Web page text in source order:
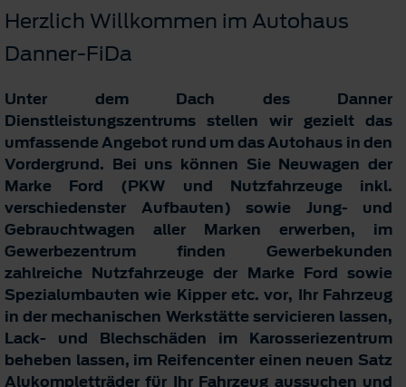
Herzlich Willkommen im Autohaus
Danner-FiDa
Unter dem Dach des Danner
Dienstleistungszentrums stellen wir gezielt das
umfassende Angebot rund um das Autohaus in den
Vordergrund. Bei uns können Sie Neuwagen der
Marke Ford (PKW und Nutzfahrzeuge inkl.
verschiedenster Aufbauten) sowie Jung- und
Gebrauchtwagen aller Marken erwerben, im
Gewerbezentrum finden Gewerbekunden
zahlreiche Nutzfahrzeuge der Marke Ford sowie
Spezialumbauten wie Kipper etc. vor, Ihr Fahrzeug
in der mechanischen Werkstätte servicieren lassen,
Lack- und Blechschäden im Karosseriezentrum
beheben lassen, im Reifencenter einen neuen Satz
Alukompletträder für Ihr Fahrzeug aussuchen und